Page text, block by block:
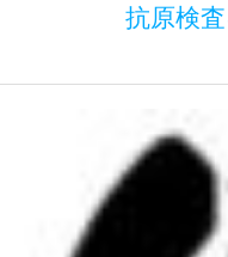
抗原検
お問い合わせ